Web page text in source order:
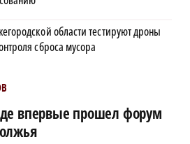
области тестируют дроны
сброса мусора
впервые прошел форум